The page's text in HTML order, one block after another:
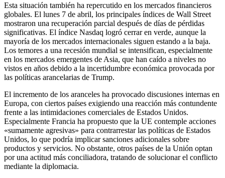
Esta situación también ha repercutido en los mercados financieros
globales. El lunes 7 de abril, los principales índices de Wall Street
mostraron una recuperación parcial después de días de pérdidas
significativas. El índice Nasdaq logró cerrar en verde, aunque la
mayoría de los mercados internacionales siguen estando a la baja.
Los temores a una recesión mundial se intensifican, especialmente
en los mercados emergentes de Asia, que han caído a niveles no
vistos en años debido a la incertidumbre económica provocada por
las políticas arancelarias de Trump.
El incremento de los aranceles ha provocado discusiones internas en
Europa, con ciertos países exigiendo una reacción más contundente
frente a las intimidaciones comerciales de Estados Unidos.
Especialmente Francia ha propuesto que la UE contemple acciones
«sumamente agresivas» para contrarrestar las políticas de Estados
Unidos, lo que podría implicar sanciones adicionales sobre
productos y servicios. No obstante, otros países de la Unión optan
por una actitud más conciliadora, tratando de solucionar el conflicto
mediante la diplomacia.